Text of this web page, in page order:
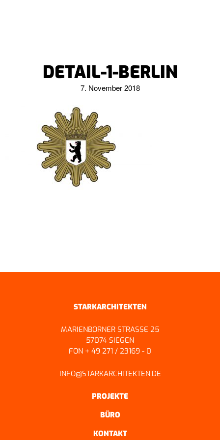
DETAIL-1-BERLIN
7. November 2018
STARKARCHITEKTEN
MARIENBORNER STRASSE 25
57074 SIEGEN
FON + 49 271 / 23169 - 0
INFO@STARKARCHITEKTEN.DE
PROJEKTE
BÜRO
KONTAKT